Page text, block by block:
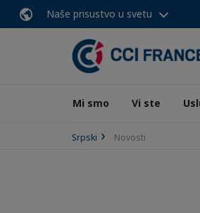
Naše prisustvo u svetu
Mi smo Vi ste
Srpski Novosti